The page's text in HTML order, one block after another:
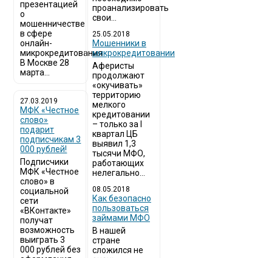
презентацией
о
мошенничестве
в сфере
онлайн-
микрокредитования
В Москве 28
марта...
27.03.2019
МФК «Честное
слово»
подарит
подписчикам 3
000 рублей!
Подписчики
МФК «Честное
слово» в
социальной
сети
«ВКонтакте»
получат
возможность
выиграть 3
000 рублей без
проанализировать
свои...
25.05.2018
Мошенники в
микрокредитовании
Аферисты
продолжают
«окучивать»
территорию
мелкого
кредитовании
– только за I
квартал ЦБ
выявил 1,3
тысячи МФО,
работающих
нелегально...
08.05.2018
Как безопасно
пользоваться
займами МФО
В нашей
стране
сложился не